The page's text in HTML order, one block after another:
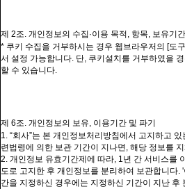
제 2조. 개인정보의 수집 ·이용 목적 , 항목, 보유기간
* 쿠키 수집을 거부하시는 경우 웹브라우저의 [도구
서 설정 가능합니다. 단, 쿠키설치를 거부하였을
할 수 있습니다.
제 6조. 개인정보의 보유, 이용기간 및 파기
1. “회사”는 본 개인정보처리방침에서 고지하고
련법령에 의한 보관 기간이 지나면, 해당 정보를
2. 개인정보 유효기간제에 따라, 1년 간 서비스를
도로 고지한 후 개인정보를 분리하여 보관합니다. '
간을 지정하신 경우에는 지정하신 기간이 지난 후